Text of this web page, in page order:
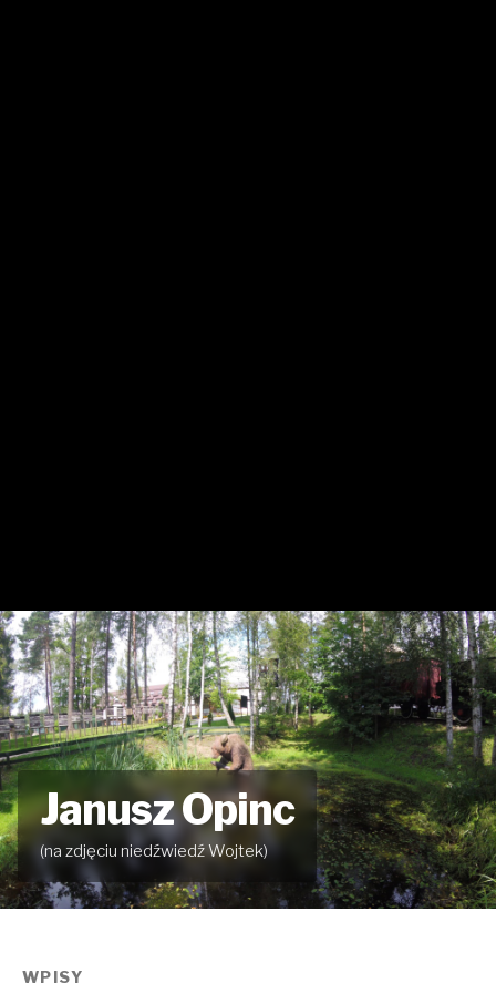
Janusz Opinc
(na zdjęciu niedźwiedź Wojtek)
WPISY